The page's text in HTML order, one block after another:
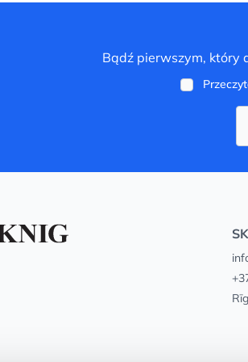
Bądź pierwszym, który